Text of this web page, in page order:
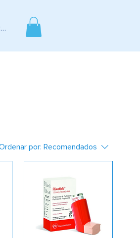
por: Recomendados